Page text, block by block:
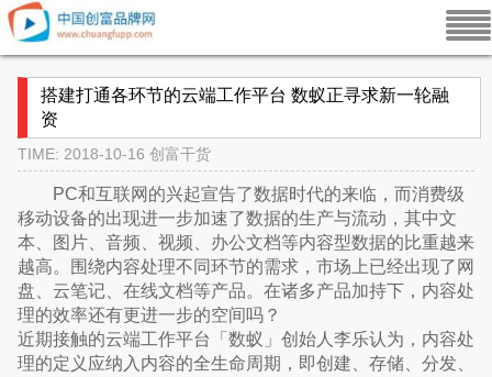
搭建打通各环节的云端工作平台 数蚁正寻求新一轮融
资
TIME: 2018-10-16 创富干货
PC和互联网的兴起宣告了数据时代的来临，而消费级
移动设备的出现进一步加速了数据的生产与流动，其中文
本、图片、音频、视频、办公文档等内容型数据的比重越来
越高。围绕内容处理不同环节的需求，市场上已经出现了网
盘、云笔记、在线文档等产品。在诸多产品加持下，内容处
理的效率还有更进一步的空间吗？
近期接触的云端工作平台「数蚁」创始人李乐认为，内容处
理的定义应纳入内容的全生命周期，即创建、存储、分发、